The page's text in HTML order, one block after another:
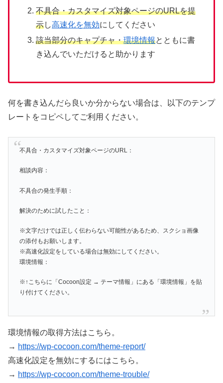
不具合・カスタマイズ対象ページのURLを提
示し高速化を無効にしてください
該当部分のキャプチャ・環境情報とともに書
き込んでいただけると助かります
何を書き込んだら良いか分からない場合は、以下のテンプ
レートをコピペしてご利用ください。
不具合・カスタマイズ対象ページのURL：
相談内容：
不具合の発生手順：
解決のために試したこと：
※文字だけでは正しく伝わらない可能性があるため、スクショ画像
の添付もお願いします。
※高速化設定をしている場合は無効にしてください。
環境情報：
※↑こちらに「Cocoon設定 → テーマ情報」にある「環境情報」を貼
り付けてください。
環境情報の取得方法はこちら。
→ https://wp-cocoon.com/theme-report/
高速化設定を無効にするにはこちら。
→ https://wp-cocoon.com/theme-trouble/